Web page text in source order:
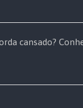
cansado?